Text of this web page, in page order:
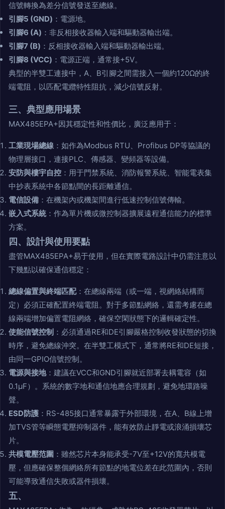
信號轉換為差分信號發送至總線。
引腳5 (GND) ：電源地。
引腳6 (A) ：非反相接收器輸入端和驅動器輸出端。
引腳7 (B) ：反相接收器輸入端和驅動器輸出端。
引腳8 (VCC) ：電源正端，通常接+5V。
典型的半雙工連接中，A、B引腳之間需接入一個約120Ω的終
端電阻，以匹配電纜特性阻抗，減少信號反射。
三、典型應用場景
MAX485EPA+因其穩定性和性價比，廣泛應用于：
工業現場總線 ：如作為Modbus RTU、Profibus DP等協議的
物理層接口，連接PLC、傳感器、變頻器等設備。
安防與樓宇自控 ：用于門禁系統、消防報警系統、智能電表集
中抄表系統中各節點間的長距離通信。
電信設備 ：在機架內或機架間進行低速控制信號傳輸。
嵌入式系統：作為單片機或微控制器擴展遠程通信能力的標準
方案。
四、設計與使用要點
盡管MAX485EPA+易于使用，但在實際電路設計中仍需注意以
下幾點以確保通信穩定：
總線偏置與終端匹配：在總線兩端（或一端，視網絡結構而
定）必須正確配置終端電阻。對于多節點網絡，還需考慮在總
線兩端增加偏置電阻網絡，確保空閑狀態下的邏輯確定性。
使能信號控制 ：必須通過RE和DE引腳嚴格控制收發狀態的切換
時序，避免總線沖突。在半雙工模式下，通常將RE和DE短接，
由同一GPIO信號控制。
電源與接地：建議在VCC和GND引腳就近部署去耦電容（如
0.1μF）。系統的數字地和通信地應合理規劃，避免地環路噪
聲。
ESD防護 ：RS-485接口通常暴露于外部環境，在A、B線上增
加TVS管等瞬態電壓抑制器件，能有效防止靜電或浪涌損壞芯
片。
共模電壓范圍 ：雖然芯片本身能承受-7V至+12V的寬共模電
壓，但應確保整個網絡所有節點的地電位差在此范圍內，否則
可能導致通信失敗或器件損壞。
五、